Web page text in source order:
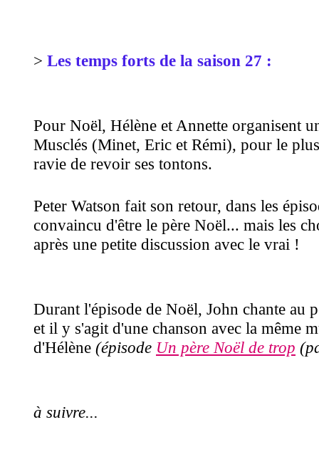
> Les temps forts de la saison 27 :
Pour Noël, Hélène et Annette organisent
Musclés (Minet, Eric et Rémi), pour le
ravie de revoir ses tontons.
Peter Watson fait son retour, dans les
convaincu d'être le père Noël... mais les
après une petite discussion avec le vrai !
Durant l'épisode de Noël, John chante au
et il y s'agit d'une chanson avec la même
d'Hélène (épisode Un père Noël de trop
à suivre...